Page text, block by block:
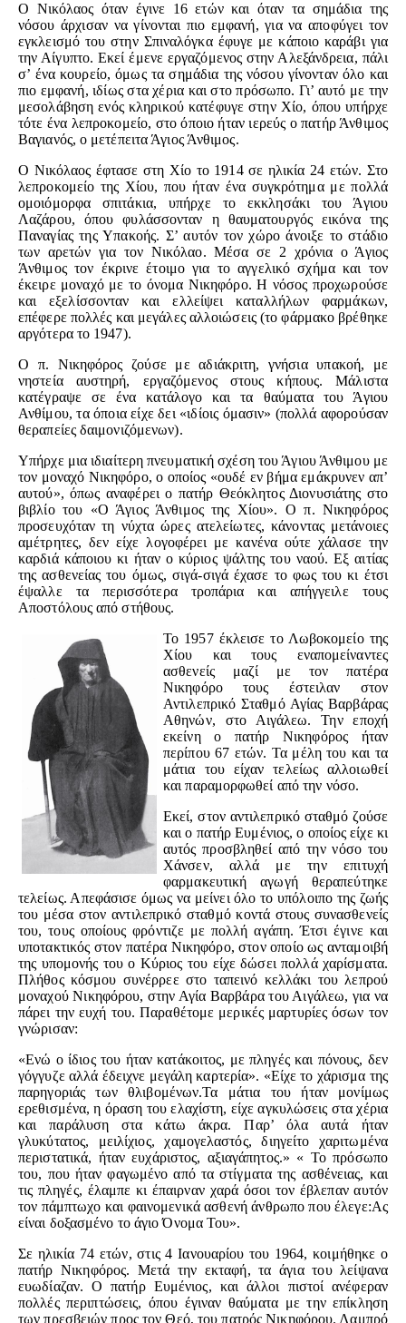
Ο Νικόλαος όταν έγινε 16 ετών και όταν τα σημάδια της
νόσου άρχισαν να γίνονται πιο εμφανή, για να αποφύγει τον
εγκλεισμό του στην Σπιναλόγκα έφυγε με κάποιο καράβι για
την Αίγυπτο. Εκεί έμενε εργαζόμενος στην Αλεξάνδρεια, πάλι
σ’ ένα κουρείο, όμως τα σημάδια της νόσου γίνονταν όλο και
πιο εμφανή, ιδίως στα χέρια και στο πρόσωπο. Γι’ αυτό με την
μεσολάβηση ενός κληρικού κατέφυγε στην Χίο, όπου υπήρχε
τότε ένα λεπροκομείο, στο όποιο ήταν ιερεύς ο πατήρ Άνθιμος
Βαγιανός, ο μετέπειτα Άγιος Άνθιμος.
Ο Νικόλαος έφτασε στη Χίο το 1914 σε ηλικία 24 ετών. Στο
λεπροκομείο της Χίου, που ήταν ένα συγκρότημα με πολλά
ομοιόμορφα σπιτάκια, υπήρχε το εκκλησάκι του Άγιου
Λαζάρου, όπου φυλάσσονταν η θαυματουργός εικόνα της
Παναγίας της Υπακοής. Σ’ αυτόν τον χώρο άνοιξε το στάδιο
των αρετών για τον Νικόλαο. Μέσα σε 2 χρόνια ο Άγιος
Άνθιμος τον έκρινε έτοιμο για το αγγελικό σχήμα και τον
έκειρε μοναχό με το όνομα Νικηφόρο. Η νόσος προχωρούσε
και εξελίσσονταν και ελλείψει καταλλήλων φαρμάκων,
επέφερε πολλές και μεγάλες αλλοιώσεις (το φάρμακο βρέθηκε
αργότερα το 1947).
Ο π. Νικηφόρος ζούσε με αδιάκριτη, γνήσια υπακοή, με
νηστεία αυστηρή, εργαζόμενος στους κήπους. Μάλιστα
κατέγραψε σε ένα κατάλογο και τα θαύματα του Άγιου
Ανθίμου, τα όποια είχε δει «ιδίοις όμασιν» (πολλά αφορούσαν
θεραπείες δαιμονιζόμενων).
Υπήρχε μια ιδιαίτερη πνευματική σχέση του Άγιου Άνθιμου με
τον μοναχό Νικηφόρο, ο οποίος «ουδέ εν βήμα εμάκρυνεν απ’
αυτού», όπως αναφέρει ο πατήρ Θεόκλητος Διονυσιάτης στο
βιβλίο του «Ο Άγιος Άνθιμος της Χίου». Ο π. Νικηφόρος
προσευχόταν τη νύχτα ώρες ατελείωτες, κάνοντας μετάνοιες
αμέτρητες, δεν είχε λογοφέρει με κανένα ούτε χάλασε την
καρδιά κάποιου κι ήταν ο κύριος ψάλτης του ναού. Εξ αιτίας
της ασθενείας του όμως, σιγά-σιγά έχασε το φως του κι έτσι
έψαλλε τα περισσότερα τροπάρια και απήγγειλε τους
Αποστόλους από στήθους.
Το 1957 έκλεισε το Λωβοκομείο της
Χίου και τους εναπομείναντες
ασθενείς μαζί με τον πατέρα
Νικηφόρο τους έστειλαν στον
Αντιλεπρικό Σταθμό Αγίας Βαρβάρας
Αθηνών, στο Αιγάλεω. Την εποχή
εκείνη ο πατήρ Νικηφόρος ήταν
περίπου 67 ετών. Τα μέλη του και τα
μάτια του είχαν τελείως αλλοιωθεί
και παραμορφωθεί από την νόσο.
Εκεί, στον αντιλεπρικό σταθμό ζούσε
και ο πατήρ Ευμένιος, ο οποίος είχε κι
αυτός προσβληθεί από την νόσο του
Χάνσεν, αλλά με την επιτυχή
φαρμακευτική αγωγή θεραπεύτηκε
τελείως. Απεφάσισε όμως να μείνει όλο το υπόλοιπο της ζωής
του μέσα στον αντιλεπρικό σταθμό κοντά στους συνασθενείς
του, τους οποίους φρόντιζε με πολλή αγάπη. Έτσι έγινε και
υποτακτικός στον πατέρα Νικηφόρο, στον οποίο ως ανταμοιβή
της υπομονής του ο Κύριος του είχε δώσει πολλά χαρίσματα.
Πλήθος κόσμου συνέρρεε στο ταπεινό κελλάκι του λεπρού
μοναχού Νικηφόρου, στην Αγία Βαρβάρα του Αιγάλεω, για να
πάρει την ευχή του. Παραθέτομε μερικές μαρτυρίες όσων τον
γνώρισαν:
«Ενώ ο ίδιος του ήταν κατάκοιτος, με πληγές και πόνους, δεν
γόγγυζε αλλά έδειχνε μεγάλη καρτερία». «Είχε το χάρισμα της
παρηγοριάς των θλιβομένων.Τα μάτια του ήταν μονίμως
ερεθισμένα, η όραση του ελαχίστη, είχε αγκυλώσεις στα χέρια
και παράλυση στα κάτω άκρα. Παρ’ όλα αυτά ήταν
γλυκύτατος, μειλίχιος, χαμογελαστός, διηγείτο χαριτωμένα
περιστατικά, ήταν ευχάριστος, αξιαγάπητος.» « Το πρόσωπο
του, που ήταν φαγωμένο από τα στίγματα της ασθένειας, και
τις πληγές, έλαμπε κι έπαιρναν χαρά όσοι τον έβλεπαν αυτόν
τον πάμπτωχο και φαινομενικά ασθενή άνθρωπο που έλεγε:Ας
είναι δοξασμένο το άγιο Όνομα Του».
Σε ηλικία 74 ετών, στις 4 Ιανουαρίου του 1964, κοιμήθηκε ο
πατήρ Νικηφόρος. Μετά την εκταφή, τα άγια του λείψανα
ευωδίαζαν. Ο πατήρ Ευμένιος, και άλλοι πιστοί ανέφεραν
πολλές περιπτώσεις, όπου έγιναν θαύματα με την επίκληση
των πρεσβειών προς τον Θεό, του πατρός Νικηφόρου. Λαμπρό